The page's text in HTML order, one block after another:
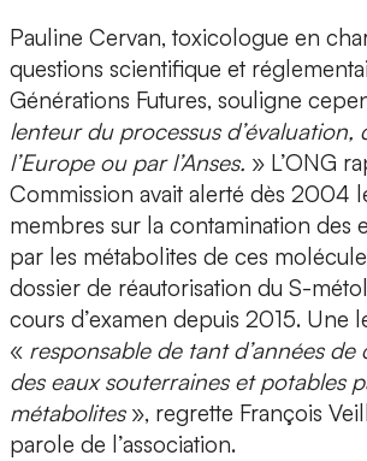
Pauline Cervan, toxicologue en
questions scientifique et
Générations Futures, souligne
lenteur du processus d’évaluation,
l’Europe ou par l’Anses. » L’ONG
Commission avait alerté dès 2004
membres sur la contamination des
par les métabolites de ces
dossier de réautorisation du S-
cours d’examen depuis 2015. Une
« responsable de tant d’années
des eaux souterraines et potables
métabolites», regrette François
parole de l’association.